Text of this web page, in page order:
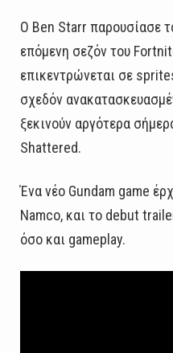
Ο Ben Starr παρουσίασε
επόμενη σεζόν του
επικεντρώνεται σε
σχεδόν
ξεκινούν αργότερα
Shattered.
Ένα νέο Gundam game
Namco, και το debut
όσο και gameplay.